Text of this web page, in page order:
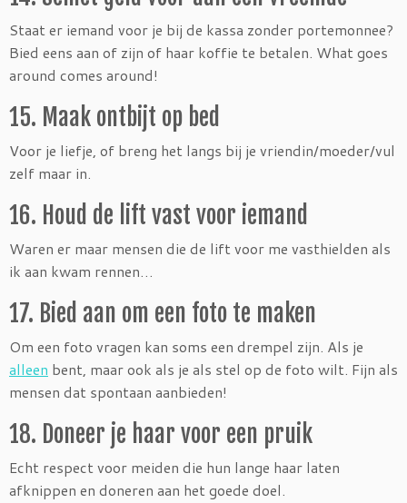
Staat er iemand voor je bij de kassa zonder portemonnee?
Bied eens aan of zijn of haar koffie te betalen. What goes
around comes around!
15. Maak ontbijt op bed
Voor je liefje, of breng het langs bij je vriendin/moeder/vul
zelf maar in.
16. Houd de lift vast voor iemand
Waren er maar mensen die de lift voor me vasthielden als
ik aan kwam rennen…
17. Bied aan om een foto te maken
Om een foto vragen kan soms een drempel zijn. Als je
alleen bent, maar ook als je als stel op de foto wilt. Fijn als
mensen dat spontaan aanbieden!
18. Doneer je haar voor een pruik
Echt respect voor meiden die hun lange haar laten
afknippen en doneren aan het goede doel.